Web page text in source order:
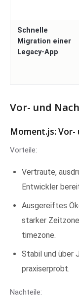
Schnelle
Migration einer
Legacy-App
Vor- und
Moment.js:
Vorteile:
Vertraute,
Entwickler
Ausgereiftes
starker
timezone.
Stabil und über
praxiserprobt.
Nachteile: